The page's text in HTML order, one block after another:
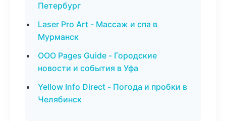
Петербург
Laser Pro Art - Массаж и спа в
Мурманск
ООО Pages Guide - Городские
новости и события в Уфа
Yellow Info Direct - Погода и пробки в
Челябинск